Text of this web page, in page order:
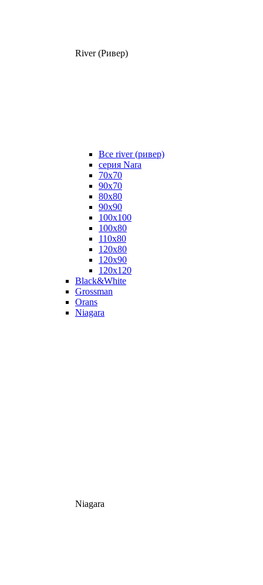
River (Ривер)
Все river (ривер)
серия Nara
70х70
90х70
80x80
90x90
100x100
100х80
110х80
120x80
120х90
120х120
Black&White
Grossman
Orans
Niagara
Niagara